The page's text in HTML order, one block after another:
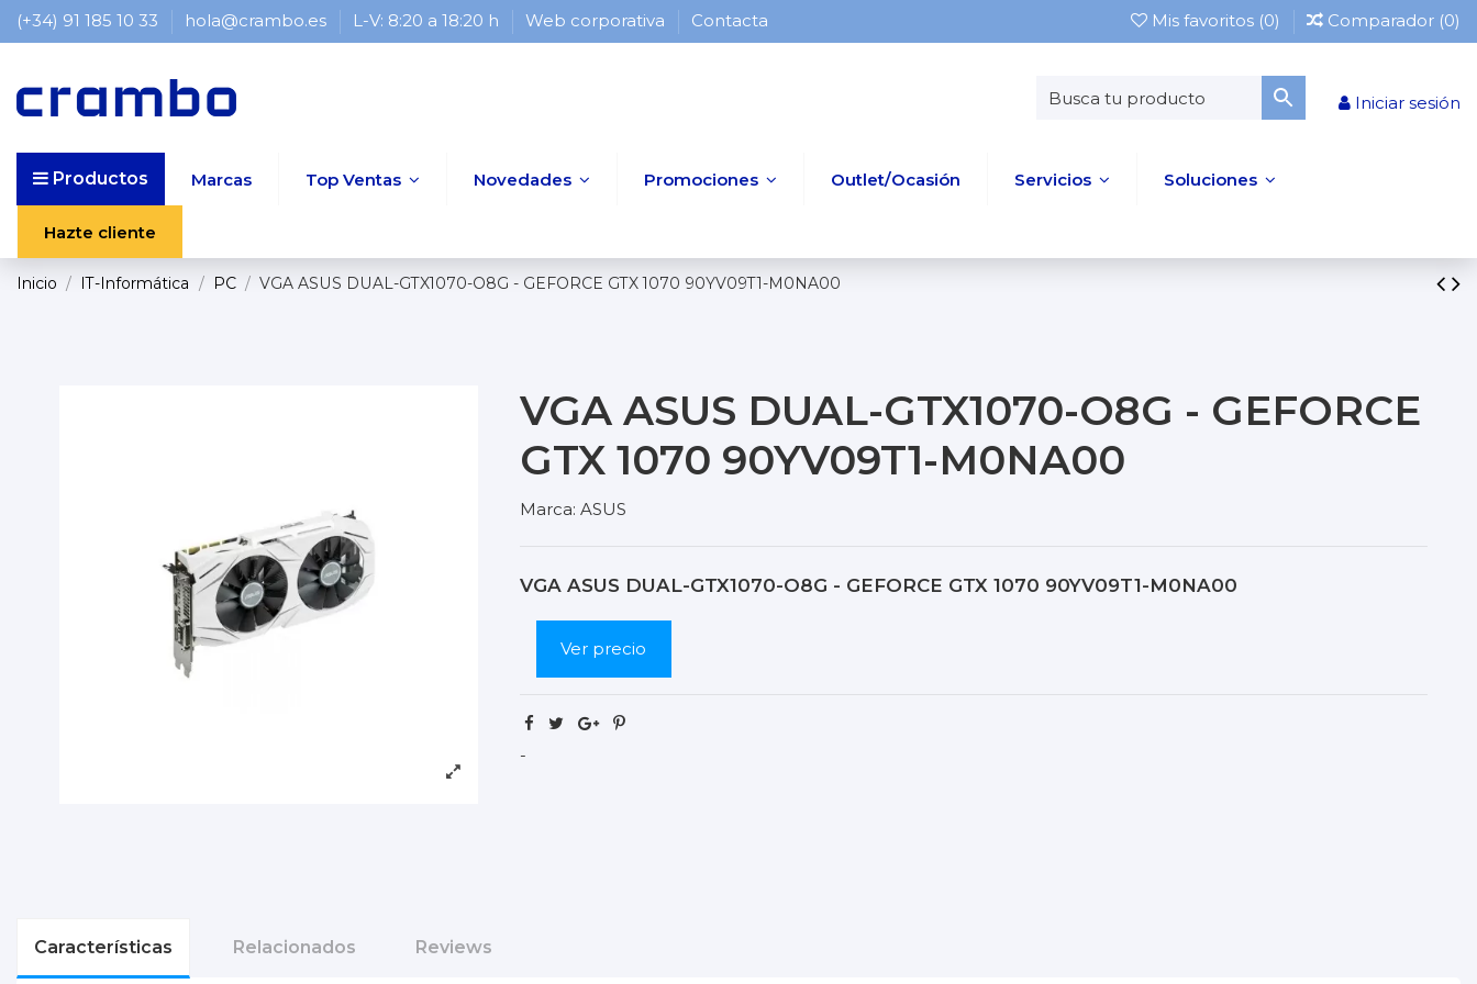
(+34) 91 185 10 33 hola@crambo.es L-V: 8:20 a 18:20 h Web corporativa Contacta Mis favoritos (0) Comparador (0)
Iniciar sesión
Productos Marcas Top Ventas Novedades Promociones Outlet/Ocasión Servicios Soluciones
Hazte cliente
Inicio IT-Informática PC VGA ASUS DUAL-GTX1070-O8G - GEFORCE GTX 1070 90YV09T1-M0NA00
VGA ASUS DUAL-GTX1070-O8G - GEFORCE
GTX 1070 90YV09T1-M0NA00
Marca: ASUS
VGA ASUS DUAL-GTX1070-O8G - GEFORCE GTX 1070 90YV09T1-M0NA00
Ver precio
-
Características Relacionados Reviews